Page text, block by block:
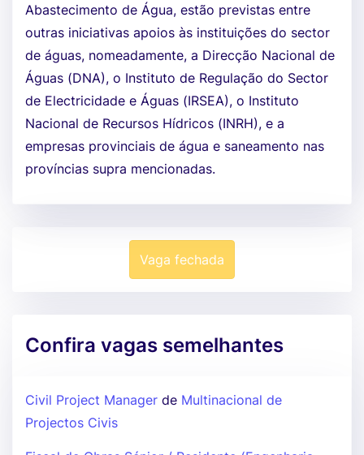
Abastecimento de Água, estão previstas entre
outras iniciativas apoios às instituições do sector
de águas, nomeadamente, a Direcção Nacional de
Águas (DNA), o Instituto de Regulação do Sector
de Electricidade e Águas (IRSEA), o Instituto
Nacional de Recursos Hídricos (INRH), e a
empresas provinciais de água e saneamento nas
províncias supra mencionadas.
Vaga fechada
Confira vagas semelhantes
Civil Project Manager de Multinacional de
Projectos Civis